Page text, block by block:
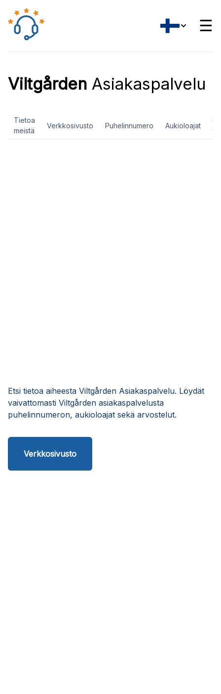
☰
Viltgården Asiakaspalvelu
Tietoa
meistä
Verkkosivusto Puhelinnumero Aukioloajat
Etsi tietoa aiheesta Viltgården Asiakaspalvelu. Löydät
vaivattomasti Viltgården asiakaspalvelusta
puhelinnumeron, aukioloajat sekä arvostelut.
Verkkosivusto